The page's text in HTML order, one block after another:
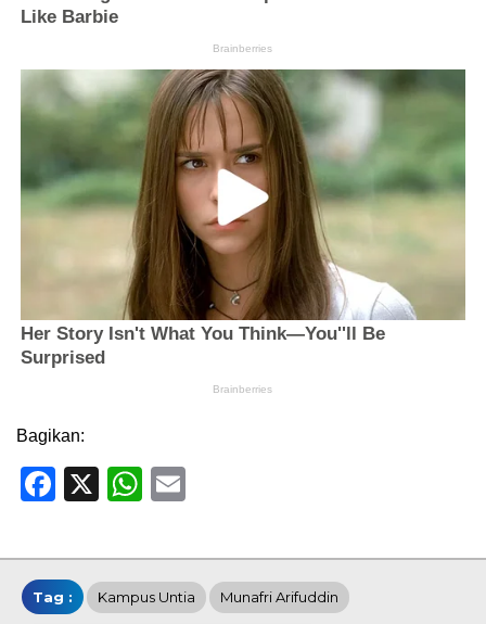
Bagikan:
Facebook
X WhatsApp
Tag : Kampus Untia Munafri Arifuddin